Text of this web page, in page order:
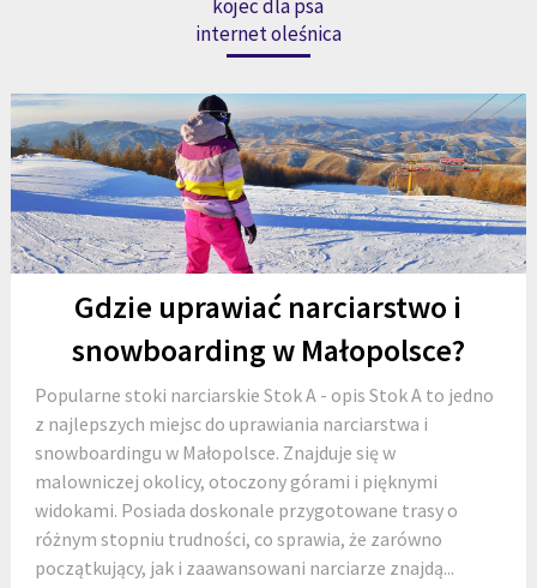
kojec dla psa
internet oleśnica
Gdzie uprawiać narciarstwo i
snowboarding w Małopolsce?
Popularne stoki narciarskie Stok A - opis Stok A to jedno
z najlepszych miejsc do uprawiania narciarstwa i
snowboardingu w Małopolsce. Znajduje się w
malowniczej okolicy, otoczony górami i pięknymi
widokami. Posiada doskonale przygotowane trasy o
różnym stopniu trudności, co sprawia, że zarówno
początkujący, jak i zaawansowani narciarze znajdą...